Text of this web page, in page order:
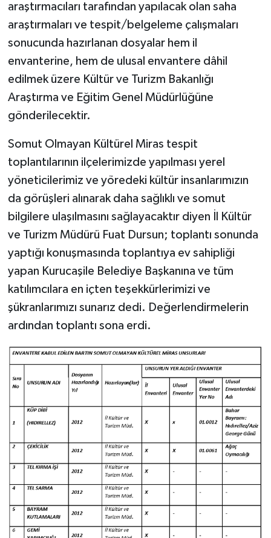
araştırmacıları tarafından yapılacak olan saha
araştırmaları ve tespit/belgeleme çalışmaları
sonucunda hazırlanan dosyalar hem il
envanterine, hem de ulusal envantere dâhil
edilmek üzere Kültür ve Turizm Bakanlığı
Araştırma ve Eğitim Genel Müdürlüğüne
gönderilecektir.
Somut Olmayan Kültürel Miras tespit
toplantılarının ilçelerimizde yapılması yerel
yöneticilerimiz ve yöredeki kültür insanlarımızın
da görüşleri alınarak daha sağlıklı ve somut
bilgilere ulaşılmasını sağlayacaktır diyen İl Kültür
ve Turizm Müdürü Fuat Dursun; toplantı sonunda
yaptığı konuşmasında toplantıya ev sahipliği
yapan Kurucaşile Belediye Başkanına ve tüm
katılımcılara en içten teşekkürlerimizi ve
şükranlarımızı sunarız dedi. Değerlendirmelerin
ardından toplantı sona erdi.